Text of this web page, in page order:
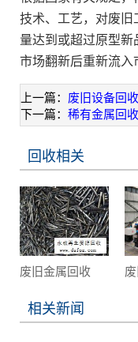
技术、工艺，对废旧
量达到或超过原型
市场翻新后重新流入
上一篇： 废旧设备回
下一篇： 稀有金属回
回收相关
废旧金属回收
相关新闻